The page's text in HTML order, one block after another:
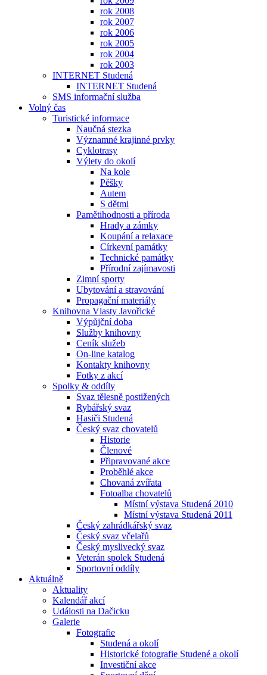
rok 2008
rok 2007
rok 2006
rok 2005
rok 2004
rok 2003
INTERNET Studená
INTERNET Studená
SMS informační služba
Volný čas
Turistické informace
Naučná stezka
Významné krajinné prvky
Cyklotrasy
Výlety do okolí
Na kole
Pěšky
Autem
S dětmi
Pamětihodnosti a příroda
Hrady a zámky
Koupání a relaxace
Církevní památky
Technické památky
Přírodní zajímavosti
Zimní sporty
Ubytování a stravování
Propagační materiály
Knihovna Vlasty Javořické
Výpůjční doba
Služby knihovny
Ceník služeb
On-line katalog
Kontakty knihovny
Fotky z akcí
Spolky & oddíly
Svaz tělesně postižených
Rybářský svaz
Hasiči Studená
Český svaz chovatelů
Historie
Členové
Připravované akce
Proběhlé akce
Chovaná zvířata
Fotoalba chovatelů
Místní výstava Studená 2010
Místní výstava Studená 2011
Český zahrádkářský svaz
Český svaz včelařů
Český myslivecký svaz
Veterán spolek Studená
Sportovní oddíly
Aktuálně
Aktuality
Kalendář akcí
Události na Dačicku
Galerie
Fotografie
Studená a okolí
Historické fotografie Studené a okolí
Investiční akce